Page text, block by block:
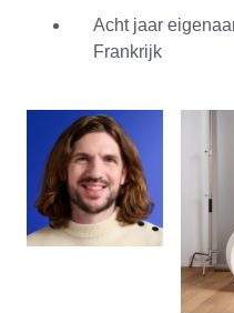
meest prestigieuze
Alessi, Danese,
en hedendaagse
kennis mee naar
standaard van integriteit
voor design graag met
Acht jaar
Frankrijk